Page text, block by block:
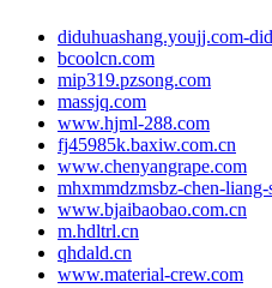
diduhuashang.youjj.com-
bcoolcn.com
mip319.pzsong.com
massjq.com
www.hjml-288.com
fj45985k.baxiw.com.cn
www.chenyangrape.com
mhxmmdzmsbz-chen-
www.bjaibaobao.com.cn
m.hdltrl.cn
qhdald.cn
www.material-crew.com